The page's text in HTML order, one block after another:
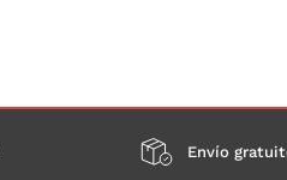
Envío